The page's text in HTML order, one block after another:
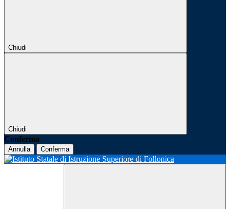
Chiudi
Chiudi
Conferma
Annulla Conferma